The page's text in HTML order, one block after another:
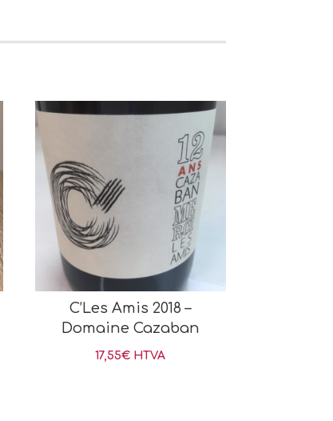
C’Les Amis 2018 –
Domaine Cazaban
17,55€ HTVA